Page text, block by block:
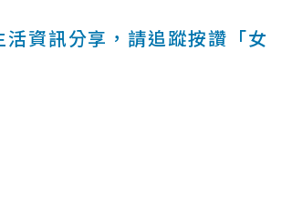
資訊分享，請追蹤按讚「女